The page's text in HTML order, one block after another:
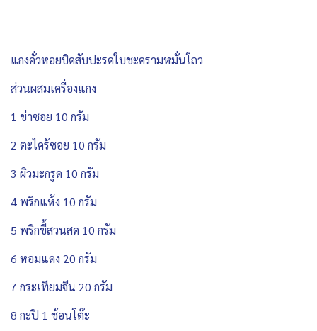
แกงคั่วหอยบิดสับปะรดใบชะครามหมั่นโถว
ส่วนผสมเครื่องแกง
1 ข่าซอย 10 กรัม
2 ตะไคร้ซอย 10 กรัม
3 ผิวมะกรูด 10 กรัม
4 พริกแห้ง 10 กรัม
5 พริกขี้สวนสด 10 กรัม
6 หอมแดง 20 กรัม
7 กระเทียมจีน 20 กรัม
8 กะปิ 1 ช้อนโต๊ะ